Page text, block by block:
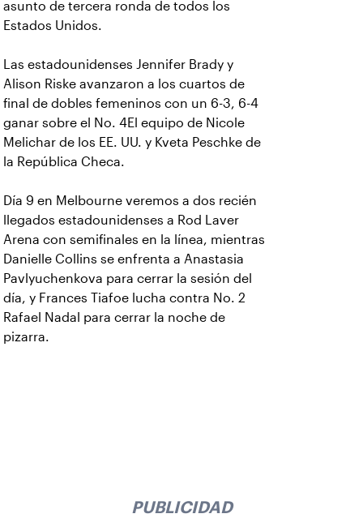
asunto de tercera ronda de todos los
Estados Unidos.
Las estadounidenses Jennifer Brady y
Alison Riske avanzaron a los cuartos de
final de dobles femeninos con un 6-3, 6-4
ganar sobre el No. 4El equipo de Nicole
Melichar de los EE. UU. y Kveta Peschke de
la República Checa.
Día 9 en Melbourne veremos a dos recién
llegados estadounidenses a Rod Laver
Arena con semifinales en la línea, mientras
Danielle Collins se enfrenta a Anastasia
Pavlyuchenkova para cerrar la sesión del
día, y Frances Tiafoe lucha contra No. 2
Rafael Nadal para cerrar la noche de
pizarra.
PUBLICIDAD